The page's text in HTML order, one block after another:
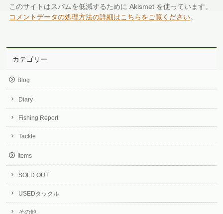
このサイトはスパムを低減するために Akismet を使っています。
コメントデータの処理方法の詳細はこちらをご覧ください。
カテゴリー
Blog
Diary
Fishing Report
Tackle
Items
SOLD OUT
USEDタックル
その他